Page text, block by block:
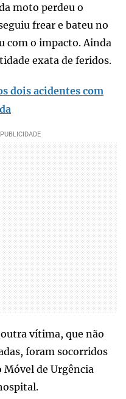
moto perdeu o
frear e bateu no
com o impacto. Ainda
exata de feridos.
dois acidentes com
vítima, que não
foram socorridos
de Urgência